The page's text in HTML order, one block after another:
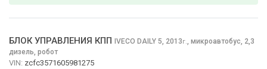
БЛОК УПРАВЛЕНИЯ КПП IVECO DAILY 5, 2013г., микроавтобус, 2,3
дизель, робот
VIN: zcfc3571605981275